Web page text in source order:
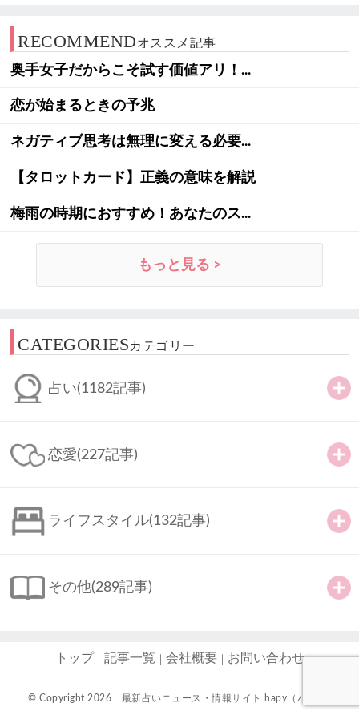
RECOMMENDオススメ記事
奥手女子だからこそ試す価値アリ！...
恋が始まるときの予兆
ネガティブ思考は無理に変える必要...
【タロットカード】正義の意味を解説
梅雨の時期におすすめ！あなたのス...
もっと見る >
CATEGORIESカテゴリー
占い(1182記事)
恋愛(227記事)
ライフスタイル(132記事)
その他(289記事)
トップ 記事一覧 会社概要 お問い合わせ
© Copyright 2026 最新占いニュース・情報サイト hapy（ハピ）-